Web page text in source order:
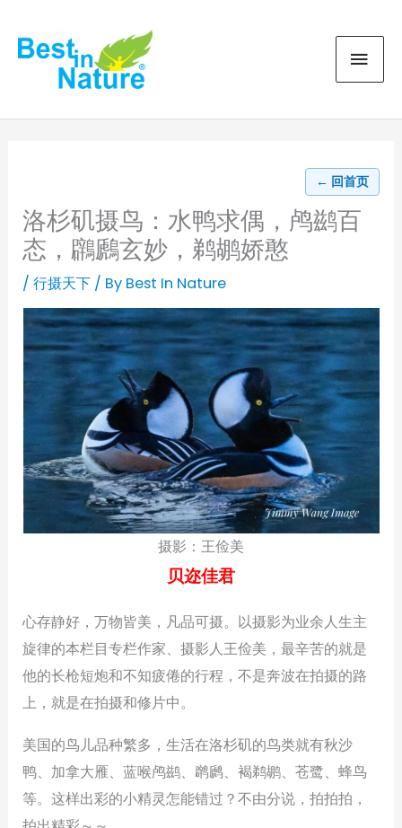
content
← 回首页
洛杉矶摄鸟：水鸭求偶，鸬鹚百
态，鸊鷉玄妙，鹈鹕娇憨
/行摄天下 / By Best In Nature
摄影：王俭美
贝迩佳君
心存静好，万物皆美，凡品可摄。以摄影为业余人生主
旋律的本栏目专栏作家、摄影人王俭美，最辛苦的就是
他的长枪短炮和不知疲倦的行程，不是奔波在拍摄的路
上，就是在拍摄和修片中。
美国的鸟儿品种繁多，生活在洛杉矶的鸟类就有秋沙
鸭、加拿大雁、蓝喉鸬鹚、䴙䴘、褐鹈鹕、苍鹭、蜂鸟
等。这样出彩的小精灵怎能错过？不由分说，拍拍拍，